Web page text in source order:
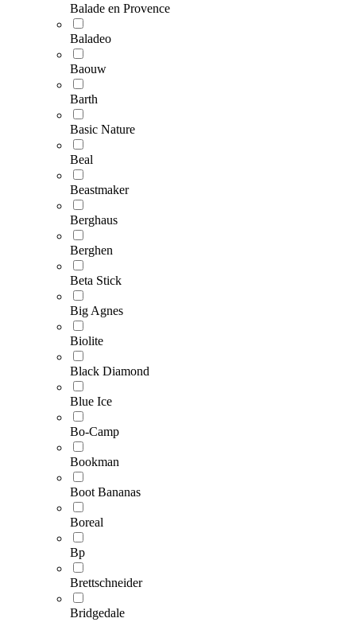
Balade en Provence
Baladeo
Baouw
Barth
Basic Nature
Beal
Beastmaker
Berghaus
Berghen
Beta Stick
Big Agnes
Biolite
Black Diamond
Blue Ice
Bo-Camp
Bookman
Boot Bananas
Boreal
Bp
Brettschneider
Bridgedale